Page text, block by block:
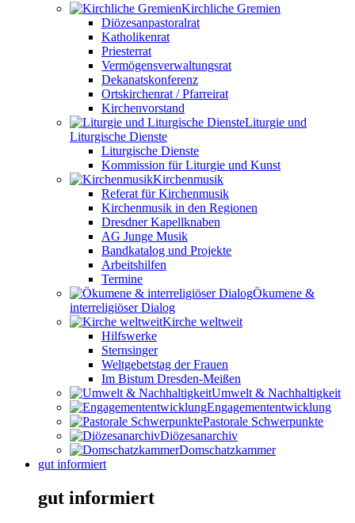
Kirchliche Gremien
Diözesanpastoralrat
Katholikenrat
Priesterrat
Vermögensverwaltungsrat
Dekanatskonferenz
Ortskirchenrat / Pfarreirat
Kirchenvorstand
Liturgie und
Liturgische Dienste
Liturgische Dienste
Kommission für Liturgie und Kunst
Kirchenmusik
Referat für Kirchenmusik
Kirchenmusik in den Regionen
Dresdner Kapellknaben
AG Junge Musik
Bandkatalog und Projekte
Arbeitshilfen
Termine
Ökumene &
interreligiöser Dialog
Kirche weltweit
Hilfswerke
Sternsinger
Weltgebetstag der Frauen
Im Bistum Dresden-Meißen
Umwelt & Nachhaltigkeit
Engagemententwicklung
Pastorale Schwerpunkte
Diözesanarchiv
Domschatzkammer
gut informiert
gut informiert